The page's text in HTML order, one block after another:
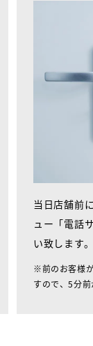
当日店舗前
ュー「電話
い致します
※前のお客様
すので、5分